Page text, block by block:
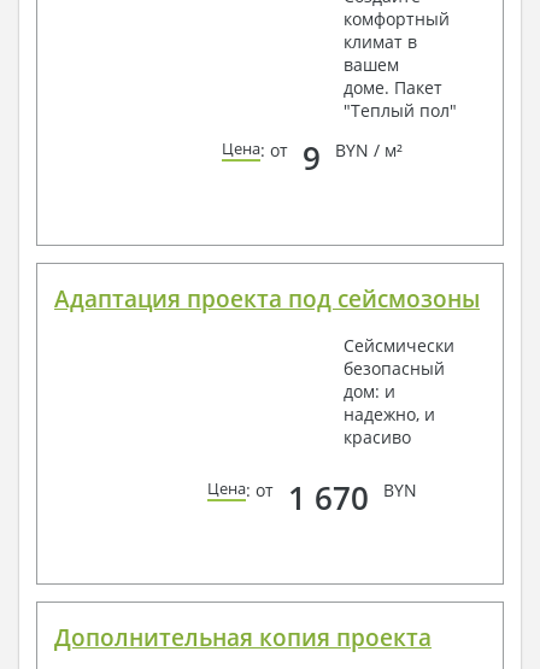
комфортный
климат в
вашем
доме. Пакет
"Теплый пол"
Цена: от 9 BYN / м²
Адаптация проекта под сейсмозоны
Сейсмически
безопасный
дом: и
надежно, и
красиво
Цена: от 1 670 BYN
Дополнительная копия проекта